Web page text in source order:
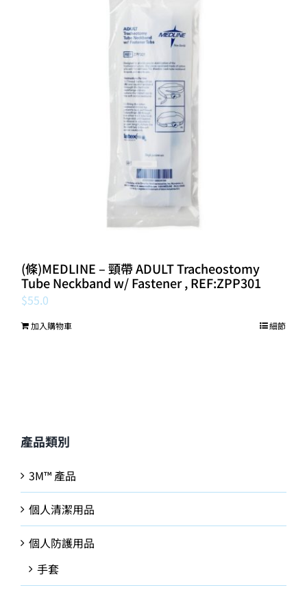
(條)MEDLINE – 頸帶 ADULT Tracheostomy
Tube Neckband w/ Fastener , REF:ZPP301
$55.0
加入購物車 細節
產品類別
3M™ 產品
個人清潔用品
個人防護用品
手套